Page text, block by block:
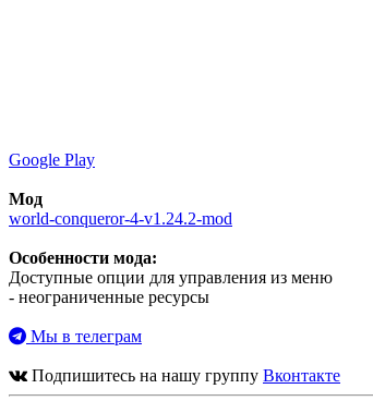
Google Play
Мод
world-conqueror-4-v1.24.2-mod
Особенности мода:
Доступные опции для управления из меню
- неограниченные ресурсы
Мы в телеграм
Подпишитесь на нашу группу Вконтакте